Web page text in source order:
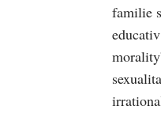
familie